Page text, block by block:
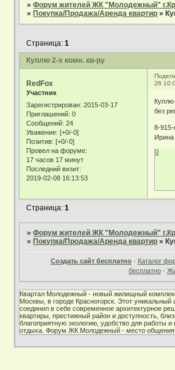
»Форум жителей ЖК "Молодежный"
» Покупка/Продажа/Аренда квартир »
Куплю 2-х комн. кв-ру
Страница:1
26
RedFox
Участник
Зарегистрирован: 2015-03-17
Приглашений: 0
Сообщений: 24
Уважение: [+0/-0]
Позитив: [+0/-0]
Провел на форуме:
17 часов 17 минут
Последний визит:
2019-02-08 16:13:53
без
8-
Ирина
0
Страница:1
»Форум жителей ЖК "Молодежный"
» Покупка/Продажа/Аренда квартир »
Создать сайт бесплатно· Каталог
бесплатно·
Квартал Молодежный - новый жилищный
Москвы, в городе Красногорск. Этот уникальный
соединил в себе современное архитектурное
квартиры, престижный район и доступность,
благоприятную экологию, удобство для работы
отдыха. Форум ЖК Молодежный - место общения